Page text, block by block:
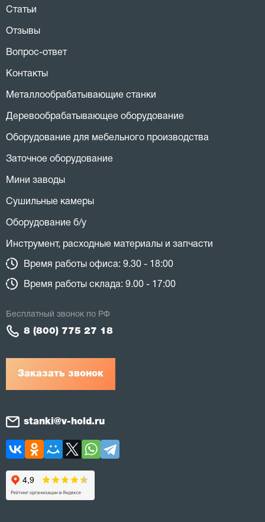
Статьи
Отзывы
Вопрос-ответ
Контакты
Металлообрабатывающие станки
Деревообрабатывающее оборудование
Оборудование для мебельного производства
Заточное оборудование
Мини заводы
Сушильные камеры
Оборудование б/у
Инструмент, расходные материалы и запчасти
Время работы офиса: 9.30 - 18:00
Время работы склада: 9.00 - 17:00
Заказать звонок
Бесплатный звонок по РФ
8 (800) 775 27 18
stanki@v-hold.ru